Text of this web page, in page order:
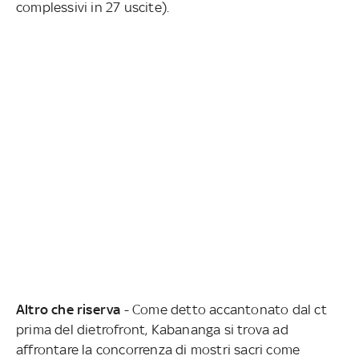
complessivi in 27 uscite).
Altro che riserva - Come detto accantonato dal ct
prima del dietrofront, Kabananga si trova ad
affrontare la concorrenza di mostri sacri come